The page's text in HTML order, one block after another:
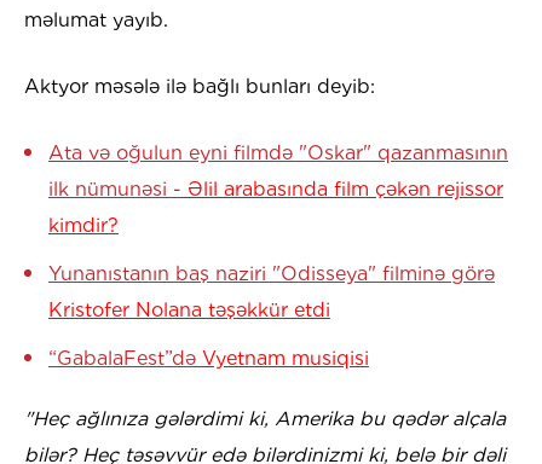
məlumat yayıb.
Aktyor məsələ ilə bağlı bunları deyib:
Ata və oğulun eyni filmdə "Oskar" qazanmasının
ilk nümunəsi - Əlil arabasında film çəkən rejissor
kimdir?
Yunanıstanın baş naziri "Odisseya" filminə görə
Kristofer Nolana təşəkkür etdi
“GabalaFest”də Vyetnam musiqisi
"Heç ağlınıza gələrdimi ki, Amerika bu qədər alçala
bilər? Heç təsəvvür edə bilərdinizmi ki, belə bir dəli